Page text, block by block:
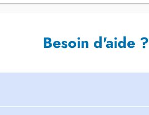
Besoin d'aide ?